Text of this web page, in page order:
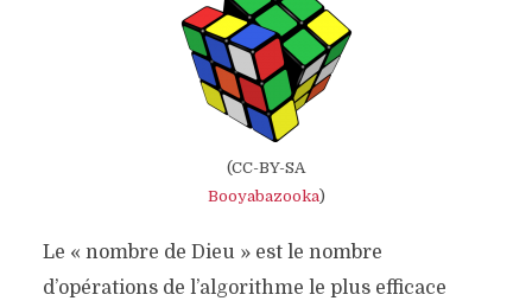
(CC-BY-SA
Booyabazooka)
Le « nombre de Dieu » est le nombre
d’opérations de l’algorithme le plus efficace